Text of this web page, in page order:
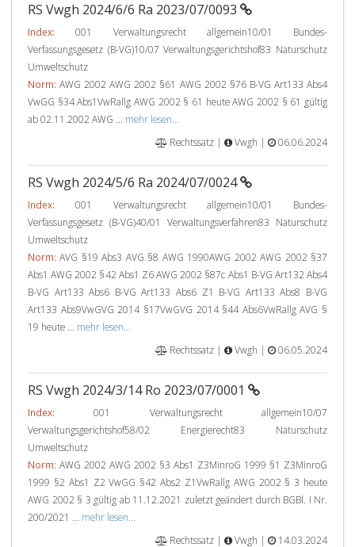
RS Vwgh 2024/6/6 Ra 2023/07/0093
Index: 001 Verwaltungsrecht allgemein10/01 Bundes-
Verfassungsgesetz (B-VG)10/07 Verwaltungsgerichtshof83 Naturschutz
Umweltschutz
Norm: AWG 2002 AWG 2002 §61 AWG 2002 §76 B-VG Art133 Abs4
VwGG §34 Abs1VwRallg AWG 2002 § 61 heute AWG 2002 § 61 gültig
ab 02.11.2002 AWG ... mehr lesen...
Rechtssatz |
Vwgh | 06.06.2024
RS Vwgh 2024/5/6 Ra 2024/07/0024
Index: 001 Verwaltungsrecht allgemein10/01 Bundes-
Verfassungsgesetz (B-VG)40/01 Verwaltungsverfahren83 Naturschutz
Umweltschutz
Norm: AVG §19 Abs3 AVG §8 AWG 1990AWG 2002 AWG 2002 §37
Abs1 AWG 2002 §42 Abs1 Z6 AWG 2002 §87c Abs1 B-VG Art132 Abs4
B-VG Art133 Abs6 B-VG Art133 Abs6 Z1 B-VG Art133 Abs8 B-VG
Art133 Abs9VwGVG 2014 §17VwGVG 2014 §44 Abs6VwRallg AVG §
19 heute ... mehr lesen...
Rechtssatz |
Vwgh | 06.05.2024
RS Vwgh 2024/3/14 Ro 2023/07/0001
Index: 001 Verwaltungsrecht allgemein10/07
Verwaltungsgerichtshof58/02 Energierecht83 Naturschutz
Umweltschutz
Norm: AWG 2002 AWG 2002 §3 Abs1 Z3MinroG 1999 §1 Z3MinroG
1999 §2 Abs1 Z2 VwGG §42 Abs2 Z1VwRallg AWG 2002 § 3 heute
AWG 2002 § 3 gültig ab 11.12.2021 zuletzt geändert durch BGBl. I Nr.
200/2021 ... mehr lesen...
Rechtssatz |
Vwgh | 14.03.2024